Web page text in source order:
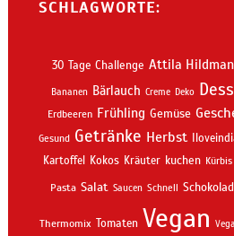
SCHLAGWORTE:
30 Tage Challenge Attila
Bananen Bärlauch Creme Deko
Erdbeeren Frühling Gemüse
Gesund Getränke Herbst
Kartoffel Kokos Kräuter kuchen Kürbis
Pasta Salat Saucen Schnell
Thermomix Tomaten Vegan